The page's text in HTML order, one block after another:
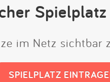
im Netz sichtbar
SPIELPLATZ